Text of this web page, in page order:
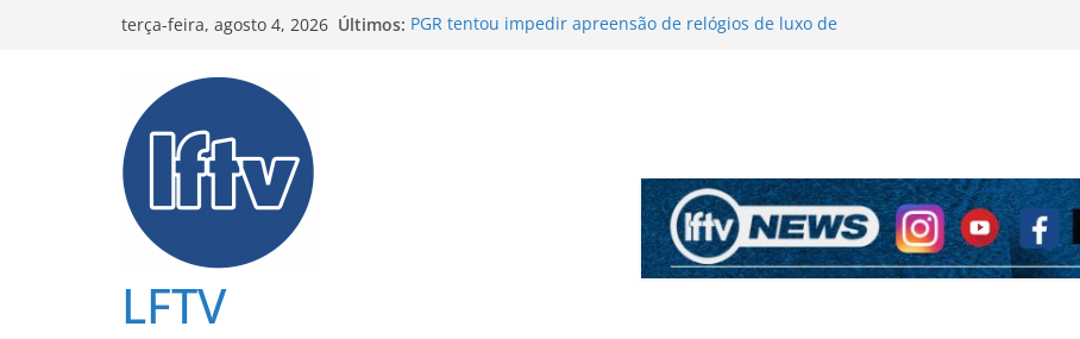
terça-feira, agosto 4, 2026 Últimos: PGR tentou impedir apreensão de relógios de luxo de
ACM Neto pede desculpas por autodeclaração racial em
2022 e afirma ter aprendido com episódio
LFTV